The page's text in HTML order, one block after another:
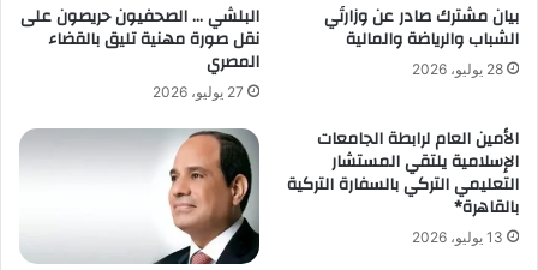
بيان مشترك صادر عن وزارتَي
الشباب والرياضة والمالية
28 يوليو، 2026
البلشي … الصحفيون حريصون على
نقل صورة مهنية تليق بالقضاء
المصري
27 يوليو، 2026
الأمين العام لرابطة الجامعات
الإسلامية يلتقي المستشار
التعليمي التركي بالسفارة التركية
بالقاهرة*
13 يوليو، 2026